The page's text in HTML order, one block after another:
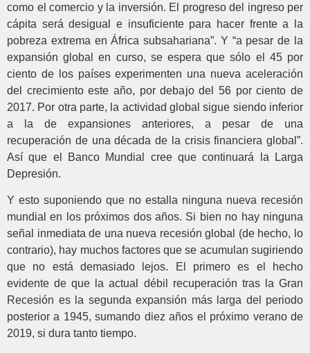
como el comercio y la inversión. El progreso del ingreso per
cápita será desigual e insuficiente para hacer frente a la
pobreza extrema en África subsahariana”. Y “a pesar de la
expansión global en curso, se espera que sólo el 45 por
ciento de los países experimenten una nueva aceleración
del crecimiento este año, por debajo del 56 por ciento de
2017. Por otra parte, la actividad global sigue siendo inferior
a la de expansiones anteriores, a pesar de una
recuperación de una década de la crisis financiera global”.
Así que el Banco Mundial cree que continuará la Larga
Depresión.
Y esto suponiendo que no estalla ninguna nueva recesión
mundial en los próximos dos años. Si bien no hay ninguna
señal inmediata de una nueva recesión global (de hecho, lo
contrario), hay muchos factores que se acumulan sugiriendo
que no está demasiado lejos. El primero es el hecho
evidente de que la actual débil recuperación tras la Gran
Recesión es la segunda expansión más larga del periodo
posterior a 1945, sumando diez años el próximo verano de
2019, si dura tanto tiempo.